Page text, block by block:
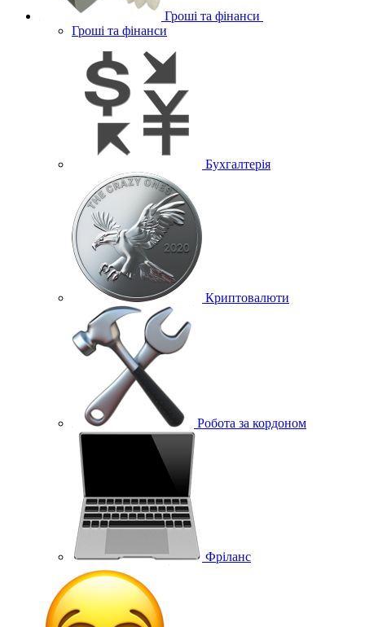
Гроші та фінанси
Гроші та фінанси
Бухгалтерія
Криптовалюти
Робота за кордоном
Фріланс